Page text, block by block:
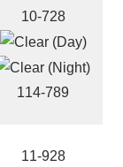
10-728
114-789
11-928